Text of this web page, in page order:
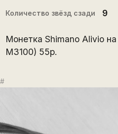
Количество звёзд сзади 9
Монетка Shimano Alivio
M3100) 55р.
#